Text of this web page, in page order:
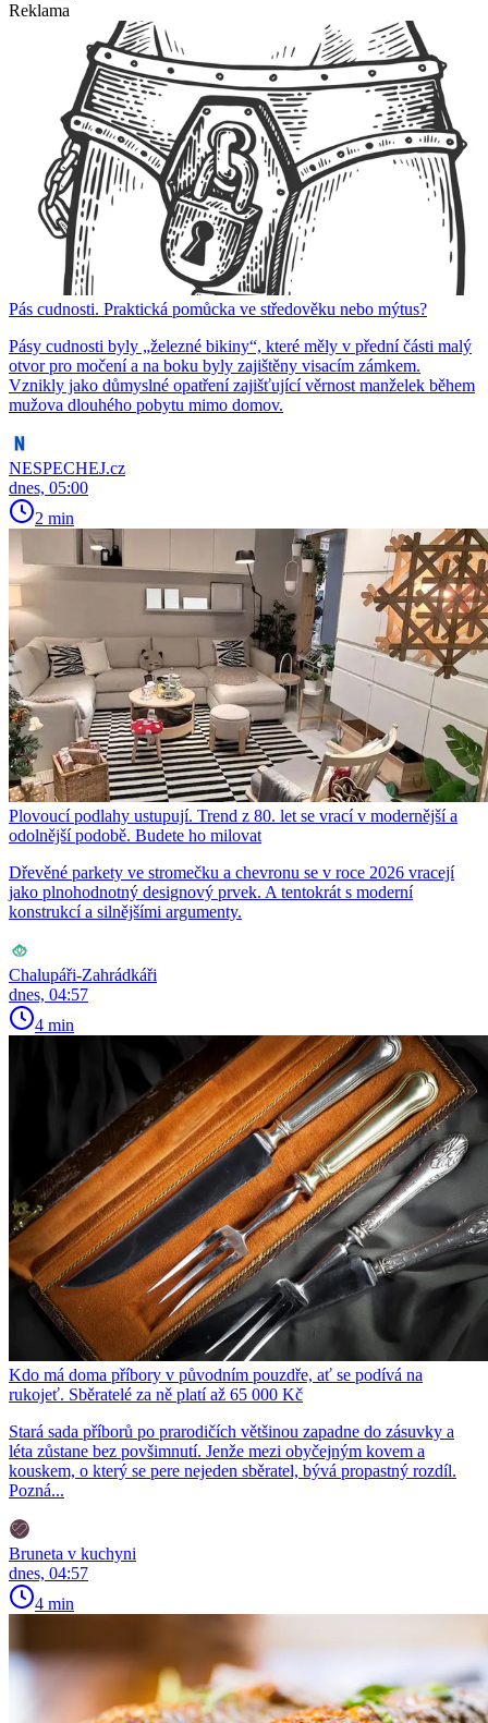
Reklama
Pás cudnosti. Praktická pomůcka ve středověku nebo mýtus?
Pásy cudnosti byly „železné bikiny“, které měly v přední části malý
otvor pro močení a na boku byly zajištěny visacím zámkem.
Vznikly jako důmyslné opatření zajišťující věrnost manželek během
mužova dlouhého pobytu mimo domov.
NESPECHEJ.cz
dnes, 05:00
2 min
Plovoucí podlahy ustupují. Trend z 80. let se vrací v modernější a
odolnější podobě. Budete ho milovat
Dřevěné parkety ve stromečku a chevronu se v roce 2026 vracejí
jako plnohodnotný designový prvek. A tentokrát s moderní
konstrukcí a silnějšími argumenty.
Chalupáři-Zahrádkáři
dnes, 04:57
4 min
Kdo má doma příbory v původním pouzdře, ať se podívá na
rukojeť. Sběratelé za ně platí až 65 000 Kč
Stará sada příborů po prarodičích většinou zapadne do zásuvky a
léta zůstane bez povšimnutí. Jenže mezi obyčejným kovem a
kouskem, o který se pere nejeden sběratel, bývá propastný rozdíl.
Pozná...
Bruneta v kuchyni
dnes, 04:57
4 min